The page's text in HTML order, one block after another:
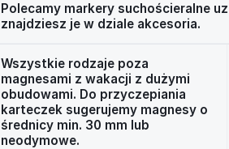
Polecamy markery suchościeralne
znajdziesz je w dziale akcesoria.
Wszystkie rodzaje poza
magnesami z wakacji z dużymi
obudowami. Do przyczepiania
karteczek sugerujemy magnesy o
średnicy min. 30 mm lub
neodymowe.